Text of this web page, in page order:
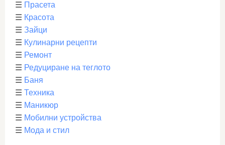
☰ Прасета
☰ Красота
☰ Зайци
☰ Кулинарни рецепти
☰ Ремонт
☰ Редуциране на теглото
☰ Баня
☰ Техника
☰ Маникюр
☰ Мобилни устройства
☰ Мода и стил